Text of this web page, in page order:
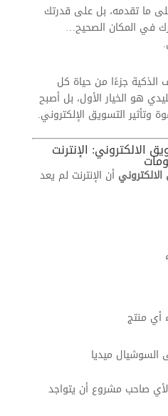
ما تقدمه، بل على قدرتك
في المكان الصحيح…
جزءًا من حياة كل
هو الخيار الأول، بل أصبح
وتأثير التسويق الإلكتروني.
الالكتروني: الإنترنت
أن الإنترنت لم يعد
أي منتج
السوشيال ميديا
صاحب مشروع أن يتواجد